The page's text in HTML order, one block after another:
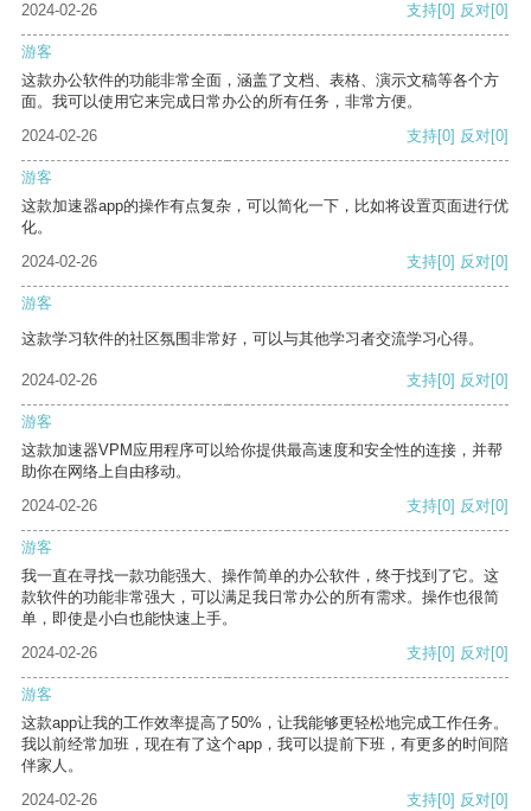
2024-02-26
支持[0] 反对[0]
游客
这款办公软件的功能非常全面，涵盖了文档、表格、演示文稿等各个方
面。我可以使用它来完成日常办公的所有任务，非常方便。
2024-02-26
支持[0] 反对[0]
游客
这款加速器app的操作有点复杂，可以简化一下，比如将设置页面进行优
化。
2024-02-26
支持[0] 反对[0]
游客
这款学习软件的社区氛围非常好，可以与其他学习者交流学习心得。
2024-02-26 支持[0] 反对[0]
游客
这款加速器VPM应用程序可以给你提供最高速度和安全性的连接，并帮
助你在网络上自由移动。
2024-02-26
支持[0] 反对[0]
游客
我一直在寻找一款功能强大、操作简单的办公软件，终于找到了它。这
款软件的功能非常强大，可以满足我日常办公的所有需求。操作也很简
单，即使是小白也能快速上手。
2024-02-26
支持[0] 反对[0]
游客
这款app让我的工作效率提高了50%，让我能够更轻松地完成工作任务。
我以前经常加班，现在有了这个app，我可以提前下班，有更多的时间陪
伴家人。
2024-02-26
支持[0] 反对[0]